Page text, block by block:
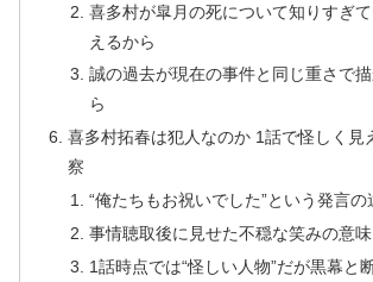
喜多村が皐月の死について知りすぎ
えるから
誠の過去が現在の事件と同じ重さで
ら
喜多村拓春は犯人なのか 1話で怪しく見
察
“俺たちもお祝いでした”という発言の
事情聴取後に見せた不穏な笑みの意味
1話時点では“怪しい人物”だが黒幕と